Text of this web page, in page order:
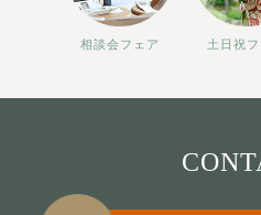
相談会フェア 土日祝フ